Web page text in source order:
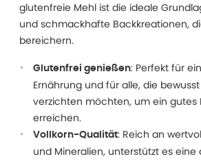
glutenfreie Mehl ist die ideale
und schmackhafte Backkreationen,
bereichern.
Glutenfrei genießen: Perfekt für
Ernährung und für alle, die
verzichten möchten, um ein gutes
erreichen.
Vollkorn-Qualität: Reich an
und Mineralien, unterstützt es eine